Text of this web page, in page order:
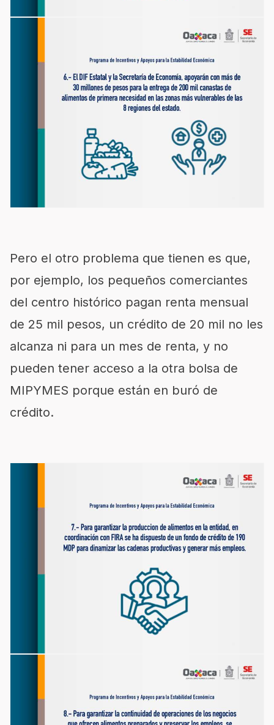
Pero el otro problema que tienen es que,
por ejemplo, los pequeños comerciantes
del centro histórico pagan renta mensual
de 25 mil pesos, un crédito de 20 mil no les
alcanza ni para un mes de renta, y no
pueden tener acceso a la otra bolsa de
MIPYMES porque están en buró de
crédito.